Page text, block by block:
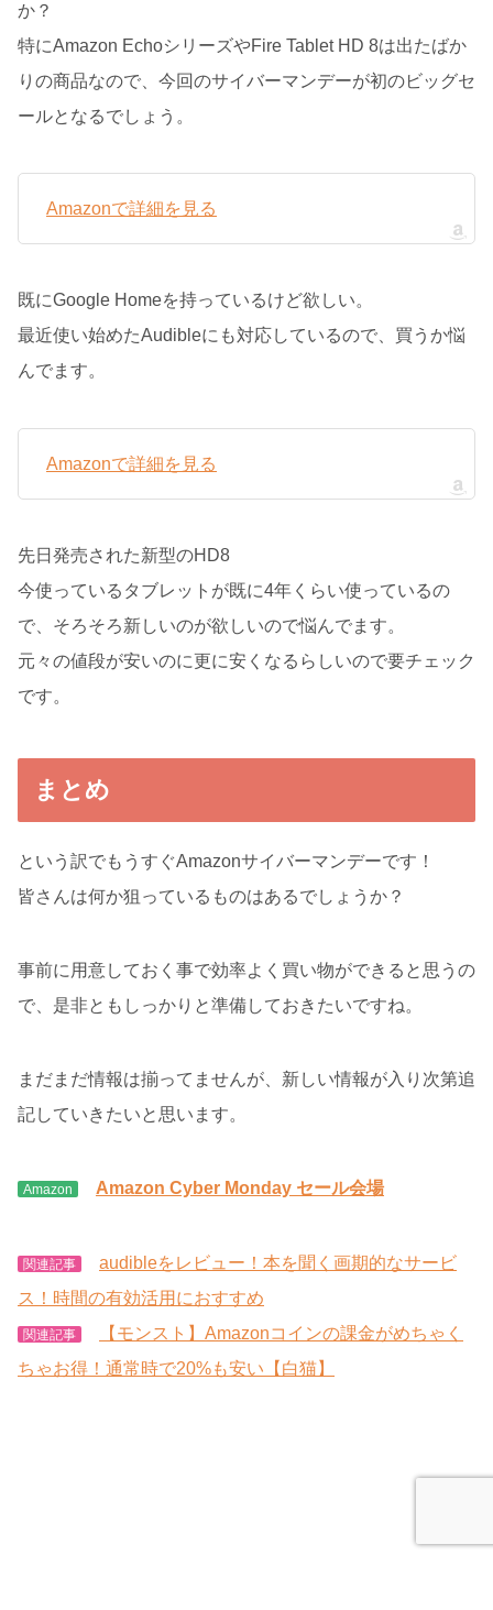
か？
特にAmazon EchoシリーズやFire Tablet HD 8は出たばか
りの商品なので、今回のサイバーマンデーが初のビッグセ
ールとなるでしょう。
Amazonで詳細を見る
既にGoogle Homeを持っているけど欲しい。
最近使い始めたAudibleにも対応しているので、買うか悩
んでます。
Amazonで詳細を見る
先日発売された新型のHD8
今使っているタブレットが既に4年くらい使っているの
で、そろそろ新しいのが欲しいので悩んでます。
元々の値段が安いのに更に安くなるらしいので要チェック
です。
まとめ
という訳でもうすぐAmazonサイバーマンデーです！
皆さんは何か狙っているものはあるでしょうか？
事前に用意しておく事で効率よく買い物ができると思うの
で、是非ともしっかりと準備しておきたいですね。
まだまだ情報は揃ってませんが、新しい情報が入り次第追
記していきたいと思います。
Amazon Amazon Cyber Monday セール会場
関連記事
audibleをレビュー！本を聞く画期的なサービ
ス！時間の有効活用におすすめ
関連記事
【モンスト】Amazonコインの課金がめちゃく
ちゃお得！通常時で20%も安い【白猫】